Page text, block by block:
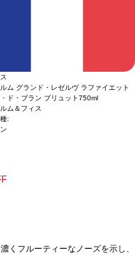
ルム グランド・レゼルヴ ラファイエット
ド・ブラン ブリュット750ml
ム＆フィス
:
くフルーティーなノーズを示し、